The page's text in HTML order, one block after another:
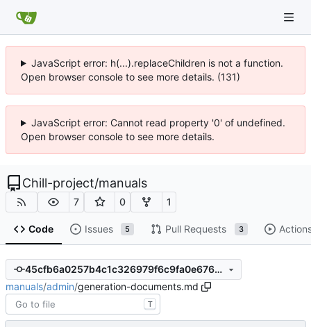
JavaScript error: h(...).replaceChildren is not a function.
Open browser console to see more details. (131)
JavaScript error: Cannot read property '0' of undefined.
Open browser console to see more details.
Chill-project/manuals
7 0 1
Code Issues 5 Pull Requests 3
45cfb6a0257b4c1c326979f6c9fa0e676307c01a
manuals/admin/generation-documents.md
T